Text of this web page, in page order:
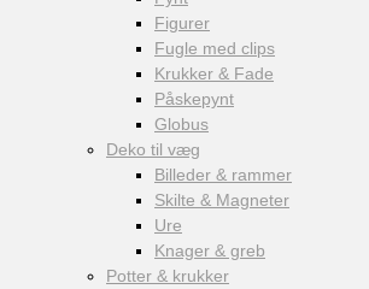
Figurer
Fugle med clips
Krukker & Fade
Påskepynt
Globus
Deko til væg
Billeder & rammer
Skilte & Magneter
Ure
Knager & greb
Potter & krukker